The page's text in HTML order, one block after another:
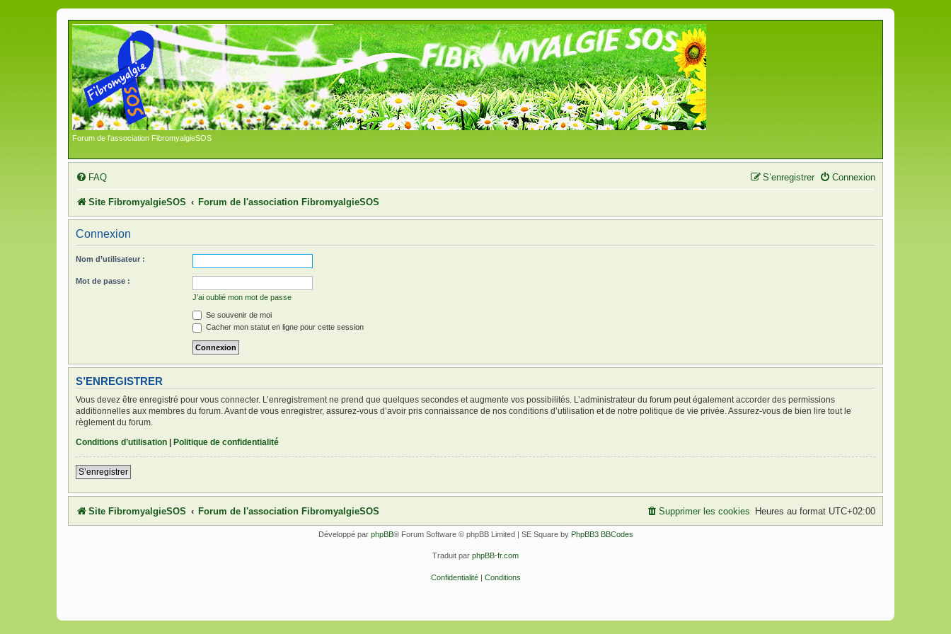
Forum de l'association FibromyalgieSOS
FAQ Connexion
S’enregistrer
Site FibromyalgieSOS Forum de l'association FibromyalgieSOS
Connexion
Nom d’utilisateur :
Mot de passe :
J’ai oublié mon mot de passe
Se souvenir de moi
Cacher mon statut en ligne pour cette session
S’ENREGISTRER
Vous devez être enregistré pour vous connecter. L’enregistrement ne prend que quelques secondes et augmente vos possibilités. L’administrateur du forum peut également accorder des permissions
additionnelles aux membres du forum. Avant de vous enregistrer, assurez-vous d’avoir pris connaissance de nos conditions d’utilisation et de notre politique de vie privée. Assurez-vous de bien lire tout le
règlement du forum.
Conditions d’utilisation | Politique de confidentialité
S’enregistrer
Site FibromyalgieSOS Forum de l'association FibromyalgieSOS Heures au format UTC+02:00
Supprimer les cookies
Développé par phpBB® Forum Software © phpBB Limited | SE Square by PhpBB3 BBCodes
Traduit par phpBB-fr.com
Confidentialité| Conditions